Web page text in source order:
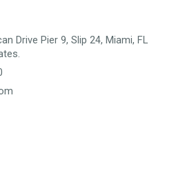
Drive Pier 9, Slip 24, Miami, FL